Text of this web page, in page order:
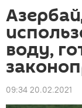
воду,
09:34 20.02.2021